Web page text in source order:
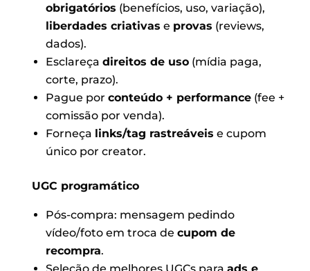
obrigatórios (benefícios, uso, variação),
liberdades criativas e provas (reviews,
dados).
Esclareça direitos de uso(mídia paga,
corte, prazo).
Pague por conteúdo + performance(fee +
comissão por venda).
Forneça links/tag rastreáveis e cupom
único por creator.
UGC programático
Pós-compra: mensagem pedindo
vídeo/foto em troca de cupom de
recompra.